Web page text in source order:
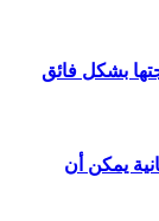
يمكن أن